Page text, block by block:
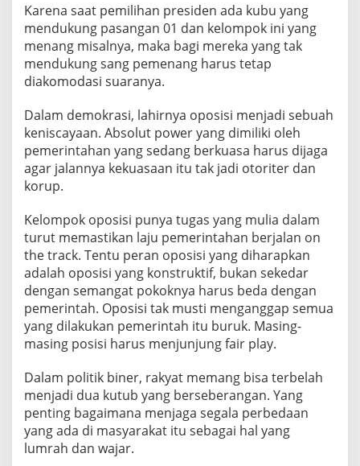
Karena saat pemilihan presiden ada kubu yang
mendukung pasangan 01 dan kelompok ini yang
menang misalnya, maka bagi mereka yang tak
mendukung sang pemenang harus tetap
diakomodasi suaranya.
Dalam demokrasi, lahirnya oposisi menjadi sebuah
keniscayaan. Absolut power yang dimiliki oleh
pemerintahan yang sedang berkuasa harus dijaga
agar jalannya kekuasaan itu tak jadi otoriter dan
korup.
Kelompok oposisi punya tugas yang mulia dalam
turut memastikan laju pemerintahan berjalan on
the track. Tentu peran oposisi yang diharapkan
adalah oposisi yang konstruktif, bukan sekedar
dengan semangat pokoknya harus beda dengan
pemerintah. Oposisi tak musti menganggap semua
yang dilakukan pemerintah itu buruk. Masing-
masing posisi harus menjunjung fair play.
Dalam politik biner, rakyat memang bisa terbelah
menjadi dua kutub yang berseberangan. Yang
penting bagaimana menjaga segala perbedaan
yang ada di masyarakat itu sebagai hal yang
lumrah dan wajar.